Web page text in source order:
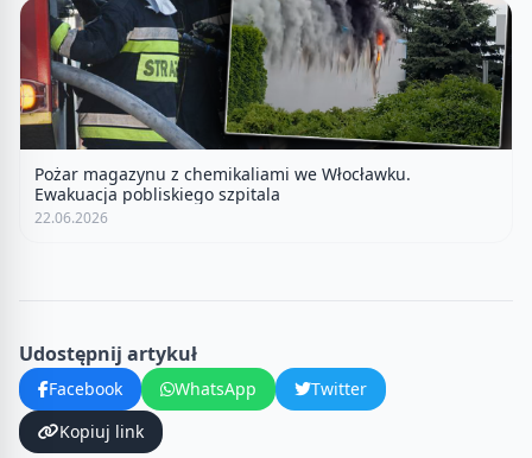
Pożar magazynu z chemikaliami we Włocławku.
Ewakuacja pobliskiego szpitala
22.06.2026
Udostępnij artykuł
Facebook WhatsApp
Twitter
Kopiuj link